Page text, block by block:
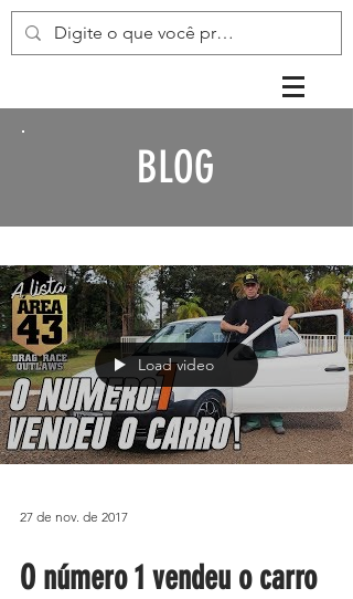
BLOG
Load video
27 de nov. de 2017
O número 1 vendeu o carro